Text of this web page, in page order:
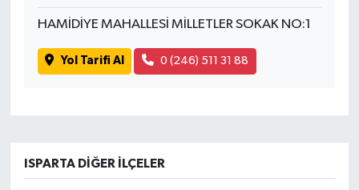
HAMİDİYE MAHALLESİ MİLLETLER SOKAK NO:1
Yol Tarifi Al 0 (246) 511 31 88
ISPARTA DIĞER İLÇELER